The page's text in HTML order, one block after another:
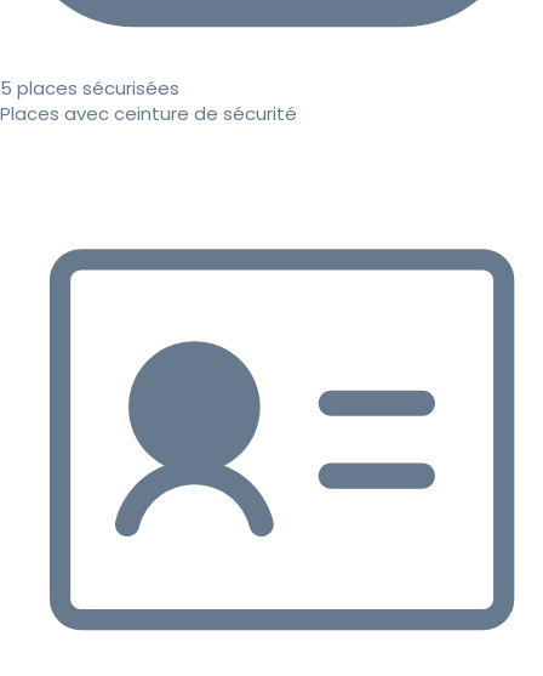
5 places sécurisées
Places avec ceinture de sécurité